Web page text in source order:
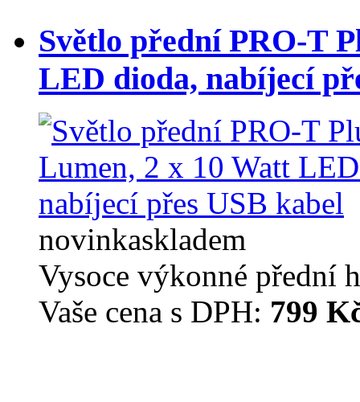
Světlo přední PRO-T
LED dioda, nabíjecí
novinkaskladem
Vysoce výkonné přední
Vaše cena s DPH: 799